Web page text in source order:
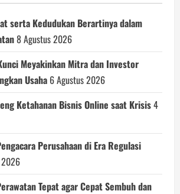
serta Kedudukan Berartinya dalam
8 Agustus 2026
Meyakinkan Mitra dan Investor
Usaha 6 Agustus 2026
Ketahanan Bisnis Online saat Krisis4
Perusahaan di Era Regulasi
Tepat agar Cepat Sembuh dan